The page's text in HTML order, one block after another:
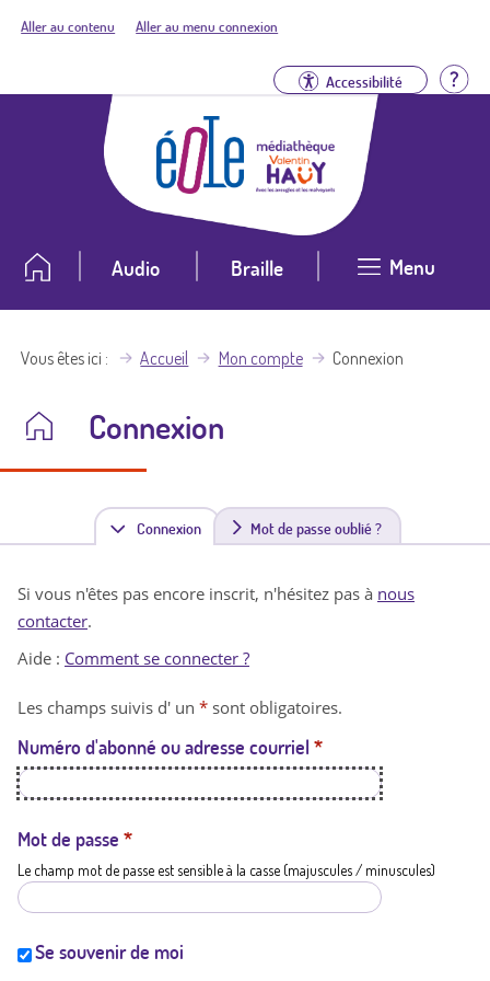
Aller au contenu Aller au menu connexion
Accessibilité
Audio Braille Menu
Vous êtes ici Accueil Mon compte Connexion
Connexion
Connexion(
n
t
a
t
i
Mot de passe oublié ?
Si vous n'êtes pas encore inscrit, n'hésitez pas à nous
contacter.
Aide : Comment se connecter ?
Les champs suivis d' un * sont obligatoires.
Numéro d'abonné ou adresse courriel *
Mot de passe *
Le champ mot de passe est sensible à la casse (majuscules / minuscules)
Se souvenir de moi